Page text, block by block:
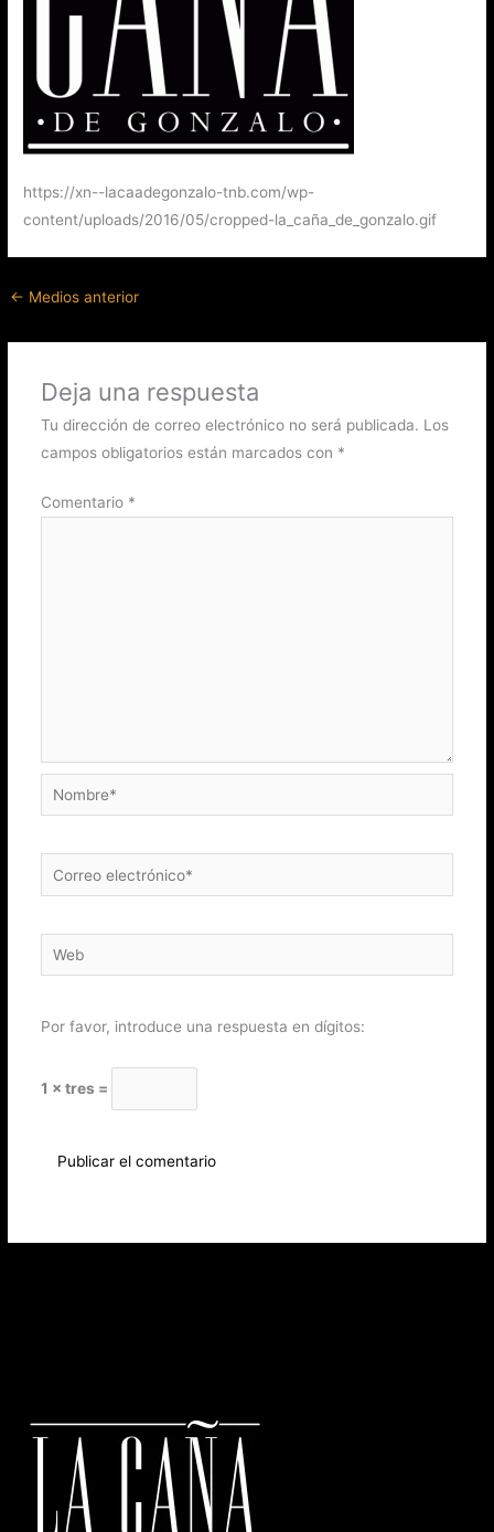
https://xn--lacaadegonzalo-tnb.com/wp-
content/uploads/2016/05/cropped-la_caña_de_gonzalo.gif
← Medios anterior
Deja una respuesta
Tu dirección de correo electrónico no será publicada. Los
campos obligatorios están marcados con *
Comentario *
Nombre*
Correo
electrónico*
Web
Por favor, introduce una respuesta en dígitos:
1 × tres =